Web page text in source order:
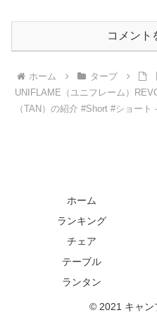
コメント
ホーム タープ
UNIFLAME（ユニフレーム）
（TAN）の紹介 #Short #ショート
ホーム
ランキング
チェア
テーブル
ランタン
© 2021 キャン